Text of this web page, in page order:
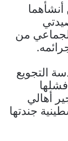
من
التجويع
أهالي
جندتها